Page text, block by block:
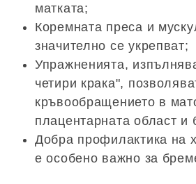
матката;
Коремната преса и
значително се укрепват;
Упражненията,
четири крака",
кръвообращението в
плацентарната област и
Добра профилактика на
е особено важно за